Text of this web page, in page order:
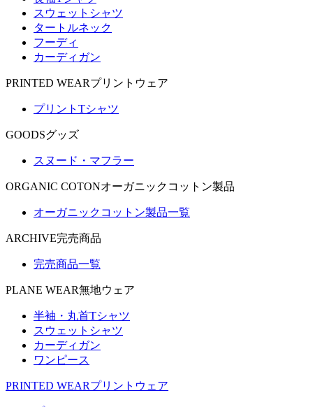
スウェットシャツ
タートルネック
フーディ
カーディガン
PRINTED WEARプリントウェア
プリントTシャツ
GOODSグッズ
スヌード・マフラー
ORGANIC COTONオーガニックコットン製品
オーガニックコットン製品一覧
ARCHIVE完売商品
完売商品一覧
PLANE WEAR無地ウェア
半袖・丸首Tシャツ
スウェットシャツ
カーディガン
ワンピース
PRINTED WEARプリントウェア